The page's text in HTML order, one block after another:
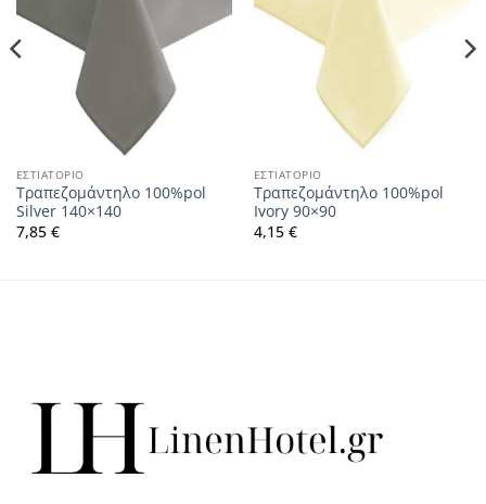
ΕΣΤΙΑΤΟΡΙΟ
Τραπεζομάντηλο 100%pol
Silver 140×140
7,85 €
ΕΣΤΙΑΤΟΡΙΟ
Τραπεζομάντηλο 100%pol
Ivory 90×90
4,15 €